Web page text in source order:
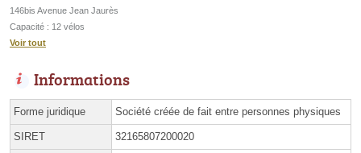
146bis Avenue Jean Jaurès
Capacité : 12 vélos
Voir tout
Informations
Forme juridique Société créée de fait entre personnes physiques
SIRET 32165807200020